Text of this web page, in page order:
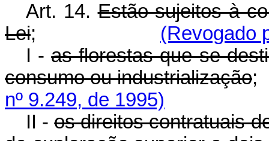
Art. 14.Estão sujeitos à
Lei; (Revogado
I -as florestas que se
consumo ou industrialização
nº 9.249, de 1995)
II -os direitos contratuais